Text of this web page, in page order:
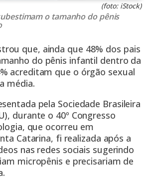
(foto: iStock)
o tamanho do pênis
que, ainda que 48% dos pais
do pênis infantil dentro da
acreditam que o órgão sexual
média.
pela Sociedade Brasileira
durante o 40º Congresso
que ocorreu em
Catarina, fi realizada após a
nas redes sociais sugerindo
micropênis e precisariam de